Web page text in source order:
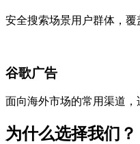
安全搜索场景用户群体，
谷歌广告
面向海外市场的常用渠道
为什么选择我们 ？